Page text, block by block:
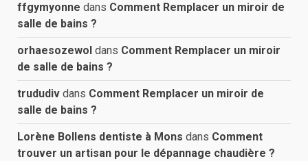
ffgymyonne dans Comment Remplacer un miroir de
salle de bains ?
orhaesozewol dans Comment Remplacer un miroir
de salle de bains ?
trududiv dans Comment Remplacer un miroir de
salle de bains ?
Lorène Bollens dentiste à Mons dans Comment
trouver un artisan pour le dépannage chaudière ?